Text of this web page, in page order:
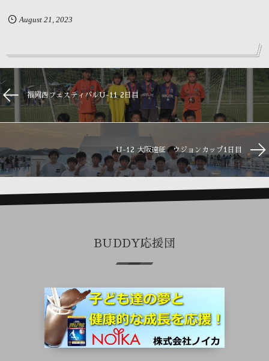
August 21 2023
福岡西フェスティバルU-11 2日目
U-12 大阪遠征 ウジョンカップ1日目
BUDDY応援団